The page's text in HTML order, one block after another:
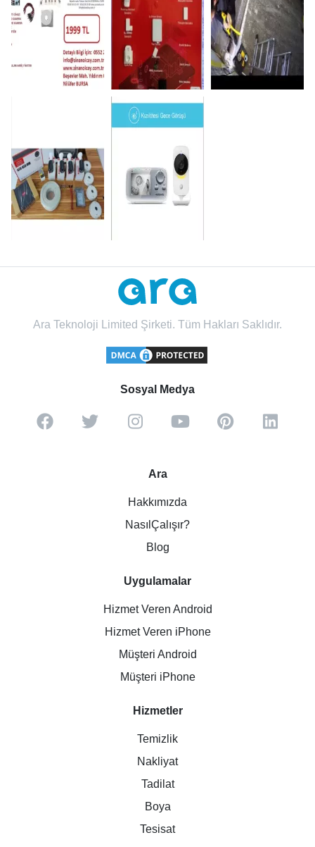
Ara Teknoloji Limited Şirketi. Tüm Hakları Saklıdır.
Sosyal Medya
Ara
Hakkımızda
NasılÇalışır?
Blog
Uygulamalar
Hizmet Veren Android
Hizmet Veren iPhone
Müşteri Android
Müşteri iPhone
Hizmetler
Temizlik
Nakliyat
Tadilat
Boya
Tesisat